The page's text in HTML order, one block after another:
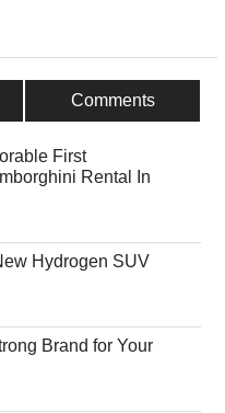
Comments
First
Rental In
Hydrogen SUV
Brand for Your